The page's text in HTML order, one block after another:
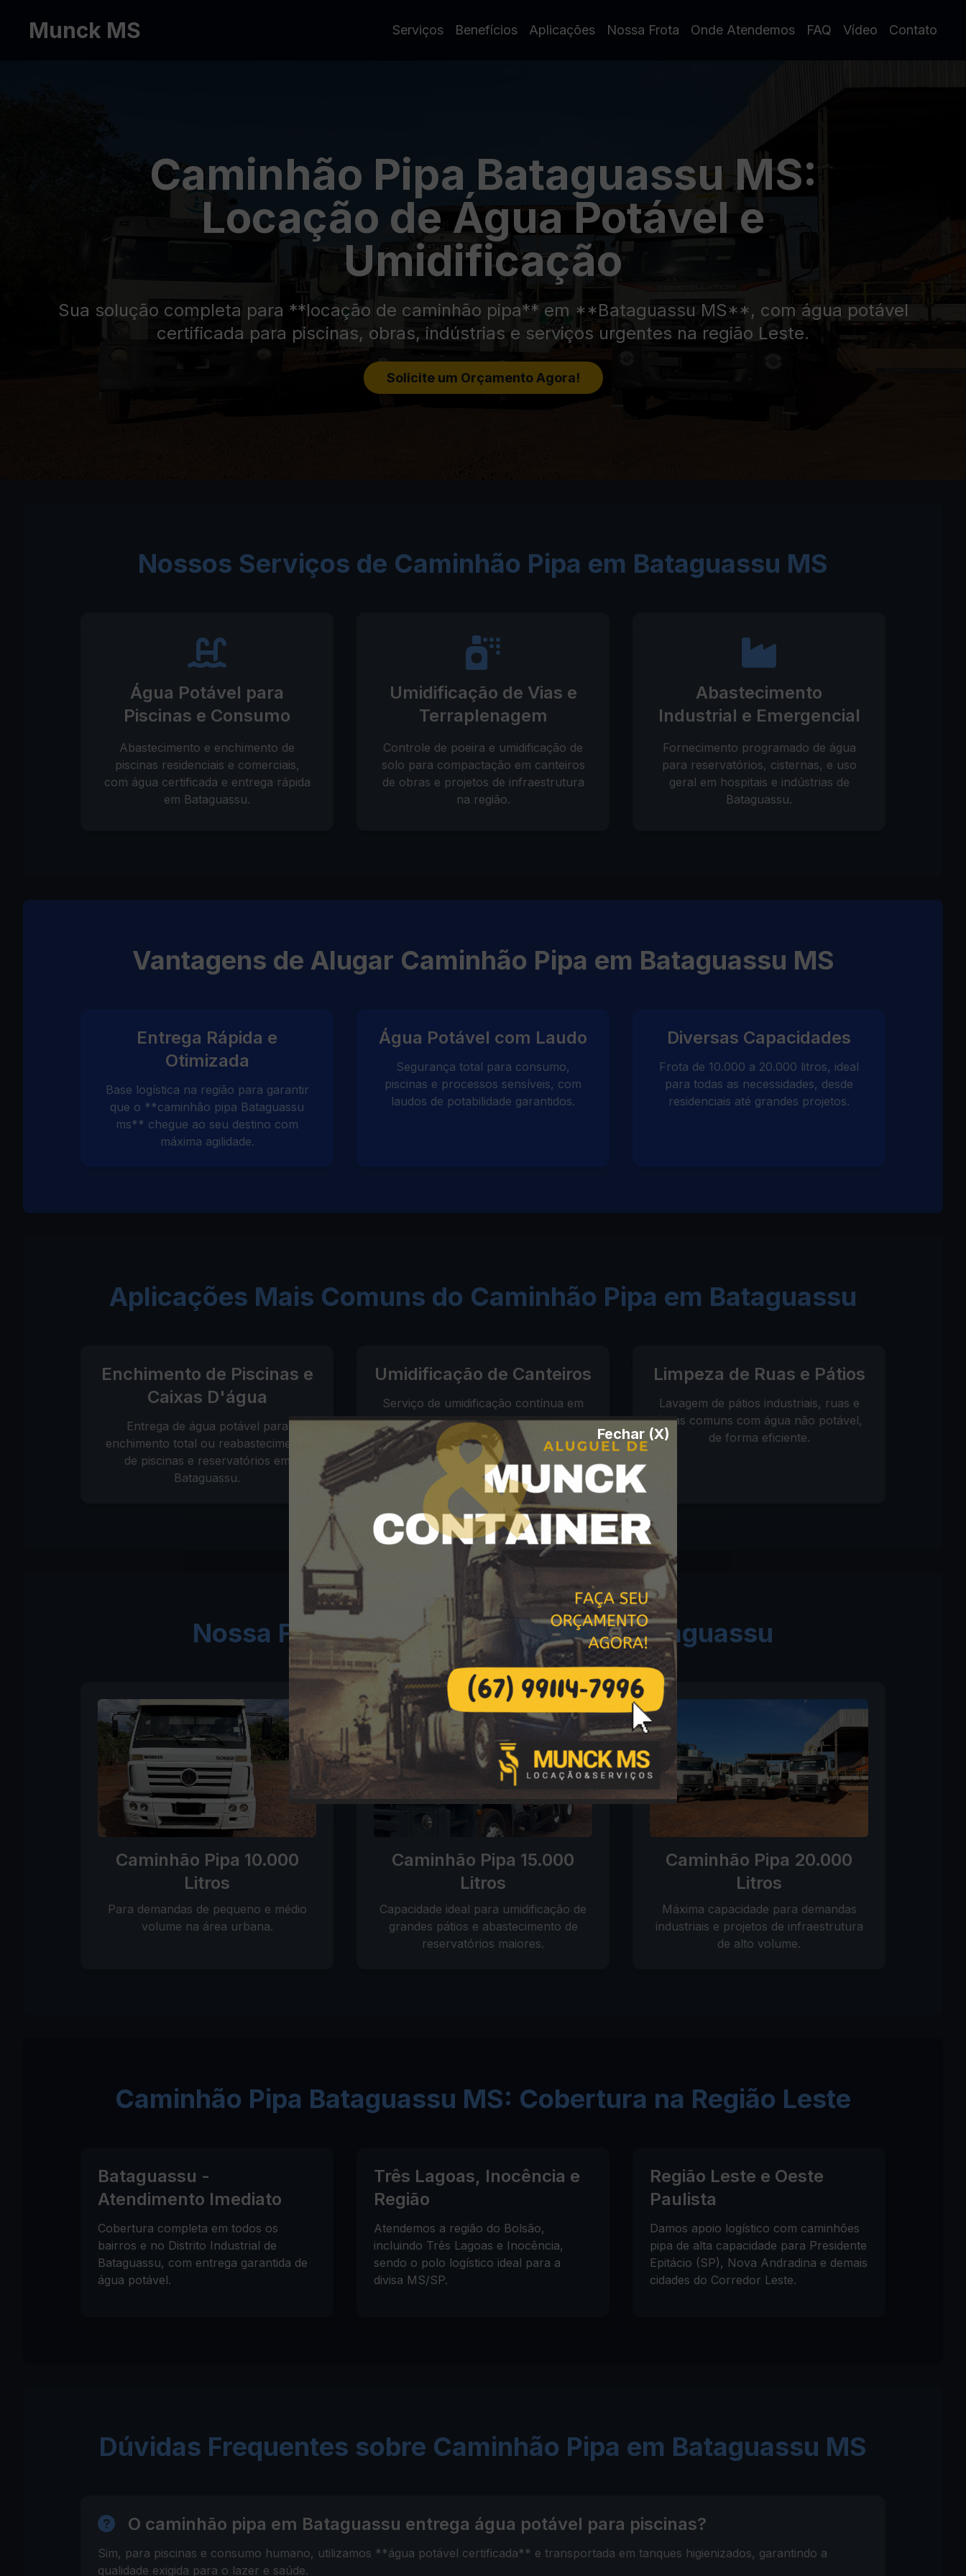
Munck MS Serviços Benefícios Aplicações Nossa Frota Onde Atendemos FAQ Vídeo Contato
Caminhão Pipa Bataguassu MS:
Locação de Água Potável e
Umidificação
Sua solução completa para **locação de caminhão pipa** em **Bataguassu MS**, com água potável
certificada para piscinas, obras, indústrias e serviços urgentes na região Leste.
Solicite um Orçamento Agora!
Nossos Serviços de Caminhão Pipa em Bataguassu MS
Água Potável para
Piscinas e Consumo
Abastecimento e enchimento de
piscinas residenciais e comerciais,
com água certificada e entrega rápida
em Bataguassu.
Umidificação de Vias e
Terraplenagem
Controle de poeira e umidificação de
solo para compactação em canteiros
de obras e projetos de infraestrutura
na região.
Abastecimento
Industrial e Emergencial
Fornecimento programado de água
para reservatórios, cisternas, e uso
geral em hospitais e indústrias de
Bataguassu.
Vantagens de Alugar Caminhão Pipa em Bataguassu MS
Entrega Rápida e
Otimizada
Base logística na região para garantir
que o **caminhão pipa Bataguassu
ms** chegue ao seu destino com
máxima agilidade.
Água Potável com Laudo
Segurança total para consumo,
piscinas e processos sensíveis, com
laudos de potabilidade garantidos.
Diversas Capacidades
Frota de 10.000 a 20.000 litros, ideal
para todas as necessidades, desde
residenciais até grandes projetos.
Aplicações Mais Comuns do Caminhão Pipa em Bataguassu
Enchimento de Piscinas e
Caixas D'água
Entrega de água potável para
enchimento total ou reabastecimento
de piscinas e reservatórios em
Bataguassu.
Umidificação de Canteiros
Serviço de umidificação contínua em
canteiros de obras, estacionamentos e
vias não pavimentadas.
Limpeza de Ruas e Pátios
Lavagem de pátios industriais, ruas e
áreas comuns com água não potável,
de forma eficiente.
Nossa Frota de Caminhão Pipa em Bataguassu
Caminhão Pipa 10.000
Litros
Para demandas de pequeno e médio
volume na área urbana.
Caminhão Pipa 15.000
Litros
Capacidade ideal para umidificação de
grandes pátios e abastecimento de
reservatórios maiores.
Caminhão Pipa 20.000
Litros
Máxima capacidade para demandas
industriais e projetos de infraestrutura
de alto volume.
Caminhão Pipa Bataguassu MS: Cobertura na Região Leste
Bataguassu -
Atendimento Imediato
Cobertura completa em todos os
bairros e no Distrito Industrial de
Bataguassu, com entrega garantida de
água potável.
Três Lagoas, Inocência e
Região
Atendemos a região do Bolsão,
incluindo Três Lagoas e Inocência,
sendo o polo logístico ideal para a
divisa MS/SP.
Região Leste e Oeste
Paulista
Damos apoio logístico com caminhões
pipa de alta capacidade para Presidente
Epitácio (SP), Nova Andradina e demais
cidades do Corredor Leste.
Dúvidas Frequentes sobre Caminhão Pipa em Bataguassu MS
O caminhão pipa em Bataguassu entrega água potável para piscinas?
Sim, para piscinas e consumo humano, utilizamos **água potável certificada** e transportada em tanques higienizados, garantindo a
qualidade exigida para o lazer e saúde.
Fechar (X)